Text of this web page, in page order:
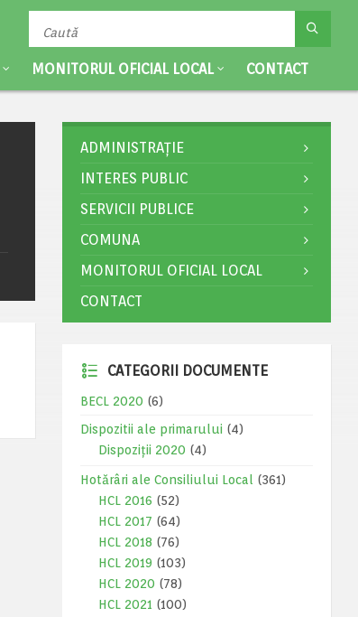
MONITORUL OFICIAL LOCAL CONTACT
ADMINISTRAȚIE
INTERES PUBLIC
SERVICII PUBLICE
COMUNA
MONITORUL OFICIAL LOCAL
CONTACT
CATEGORII DOCUMENTE
BECL 2020 (6)
Dispozitii ale primarului (4)
Dispoziții 2020 (4)
Hotărâri ale Consiliului Local
(361)
HCL 2016 (52)
HCL 2017 (64)
HCL 2018 (76)
HCL 2019 (103)
HCL 2020 (78)
HCL 2021 (100)